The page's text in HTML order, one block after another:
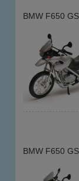
BMW F650
BMW F650